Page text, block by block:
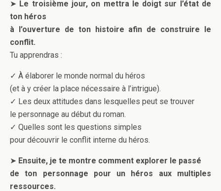
➤ Le troisième jour, on mettra le doigt sur l’état de
ton héros
à l’ouverture de ton histoire afin de construire le
conflit.
Tu apprendras :
✓ À élaborer le monde normal du héros
(et à y créer la place nécessaire à l’intrigue).
✓ Les deux attitudes dans lesquelles peut se trouver
le personnage au début du roman.
✓ Quelles sont les questions simples
pour découvrir le conflit interne du héros.
➤ Ensuite, je te montre comment explorer le passé
de ton personnage pour un héros aux multiples
ressources.